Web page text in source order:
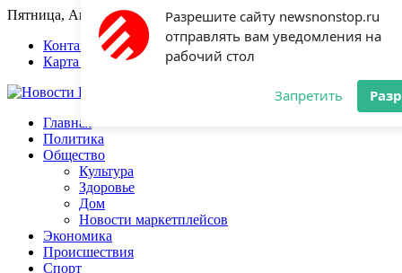
Разрешите сайту newsnonstop.ru
отправлять вам уведомления на
рабочий стол
Запретить
Пятница, Август 7, 2026
Контакты
Карта сайта
Главная
Политика
Общество
Культура
Здоровье
Дом
Новости маркетплейсов
Экономика
Происшествия
Спорт